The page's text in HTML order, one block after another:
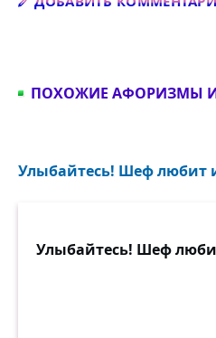
ПОХОЖИЕ АФОРИЗМЫ
Улыбайтесь! Шеф любит
Улыбайтесь! Шеф